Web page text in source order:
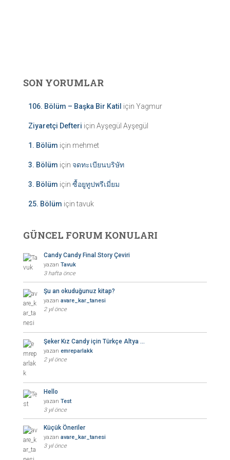
SON YORUMLAR
106. Bölüm – Başka Bir Katil için Yagmur
Ziyaretçi Defteri için Ayşegül Ayşegül
1. Bölüm için mehmet
3. Bölüm için จดทะเบียนบริษัท
3. Bölüm için ซื้อยูทูปพรีเมี่ยม
25. Bölüm içintavuk
GÜNCEL FORUM KONULARI
Candy Candy Final Story Çeviri
yazan Tavuk
3 hafta önce
Şu an okuduğunuz kitap?
yazan avare_kar_tanesi
2 yıl önce
Şeker Kız Candy için Türkçe Altya …
yazan emreparlakk
2 yıl önce
Hello
yazan Test
3 yıl önce
Küçük Öneriler
yazan avare_kar_tanesi
3 yıl önce